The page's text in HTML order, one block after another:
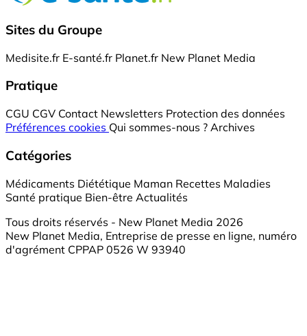
Sites du Groupe
Medisite.fr E-santé.fr Planet.fr New Planet Media
Pratique
CGU CGV Contact Newsletters Protection des données
Préférences cookies Qui sommes-nous ? Archives
Catégories
Médicaments Diététique Maman Recettes Maladies
Santé pratique Bien-être Actualités
Tous droits réservés - New Planet Media 2026
New Planet Media, Entreprise de presse en ligne, numéro
d'agrément CPPAP 0526 W 93940